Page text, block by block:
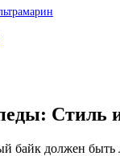
Стиль
байк должен